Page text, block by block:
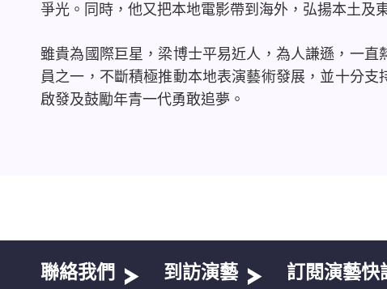
爭光。同時，他又把本地電影帶到海外，弘揚本土及
雖貴為國際巨星，梁博士平易近人，為人謙遜，一
員之一，不斷積極推動本地表演藝術發展，並十分
啟發及鼓勵年青一代勇敢追夢。
聯絡我們 到訪演藝 訂閱演藝快